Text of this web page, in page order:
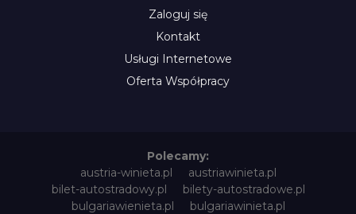
Zaloguj się
Kontakt
Usługi Internetowe
Oferta Współpracy
Polecamy:
austria-winieta.pl
austriawinieta.pl
bilet-autostradowy.pl
bilety-autostradowe.pl
bulgariawienieta.pl
bulgariawinieta.pl